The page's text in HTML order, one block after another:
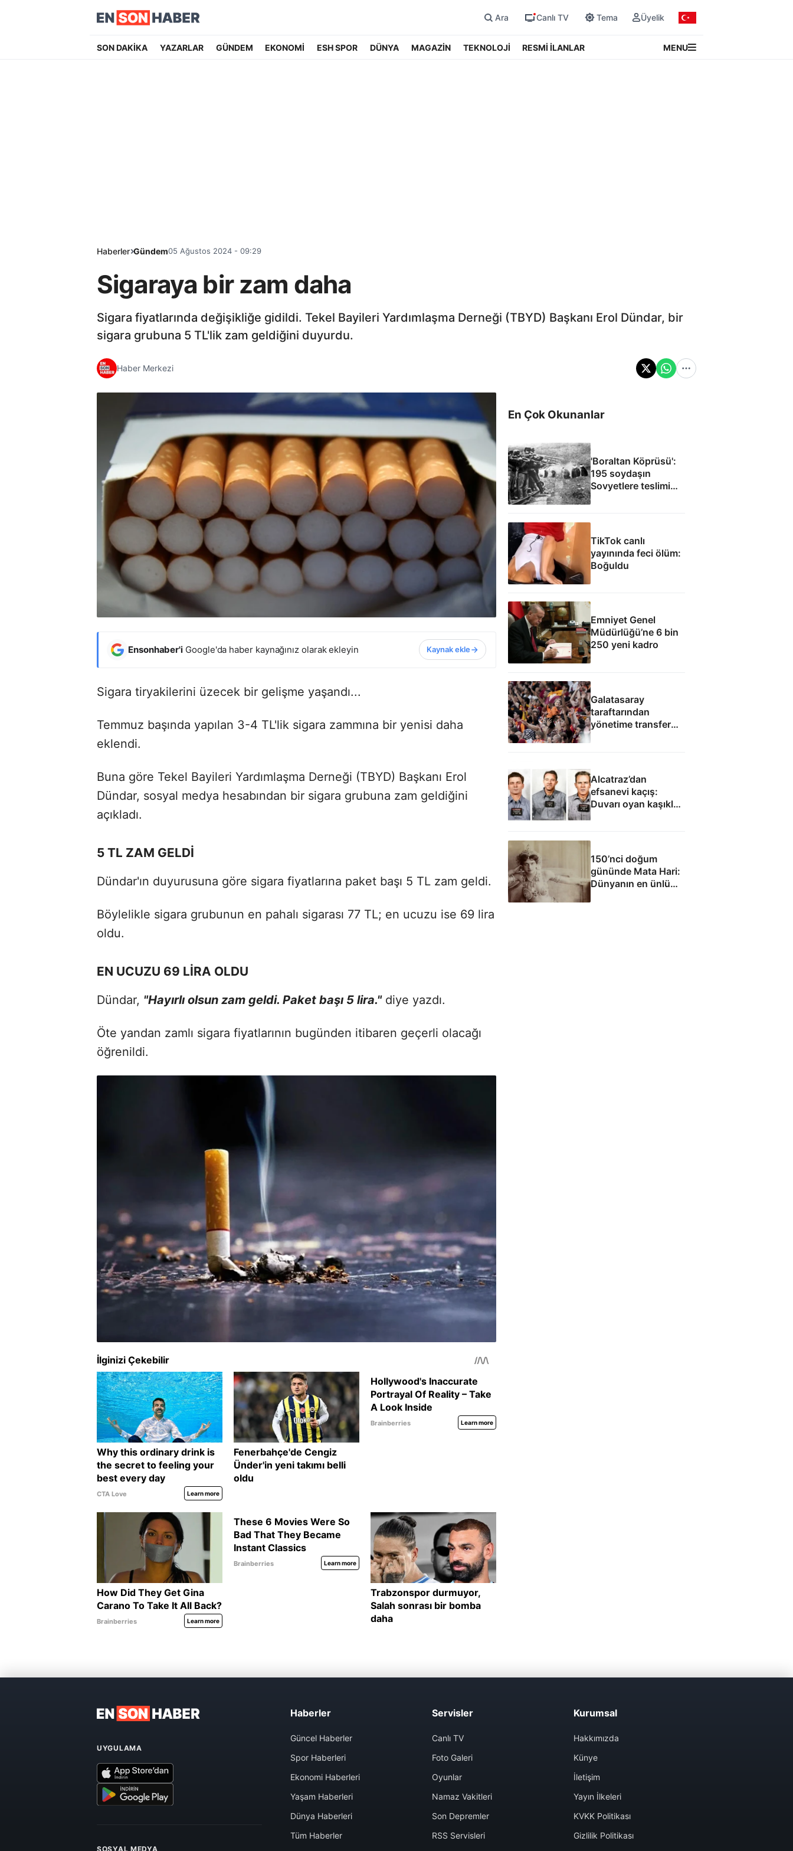
Ara Canlı TV Tema Üyelik
SON DAKİKA YAZARLAR GÜNDEM EKONOMİ ESH SPOR DÜNYA MAGAZİN TEKNOLOJİ RESMİ İLANLAR MENU
Haberler Gündem05 Ağustos 2024 - 09:29
Sigaraya bir zam daha
Sigara fiyatlarında değişikliğe gidildi. Tekel Bayileri Yardımlaşma Derneği (TBYD) Başkanı Erol Dündar, bir
sigara grubuna 5 TL'lik zam geldiğini duyurdu.
Haber Merkezi
Ensonhaber'i Google'da haber kaynağınız olarak ekleyin Kaynak ekle
Sigara tiryakilerini üzecek bir gelişme yaşandı...
Temmuz başında yapılan 3-4 TL'lik sigara zammına bir yenisi daha
eklendi.
Buna göre Tekel Bayileri Yardımlaşma Derneği (TBYD) Başkanı Erol
Dündar, sosyal medya hesabından bir sigara grubuna zam geldiğini
açıkladı.
5 TL ZAM GELDİ
Dündar'ın duyurusuna göre sigara fiyatlarına paket başı 5 TL zam geldi.
Böylelikle sigara grubunun en pahalı sigarası 77 TL; en ucuzu ise 69 lira
oldu.
EN UCUZU 69 LİRA OLDU
Dündar, "Hayırlı olsun zam geldi. Paket başı 5 lira."diye yazdı.
Öte yandan zamlı sigara fiyatlarının bugünden itibaren geçerli olacağı
öğrenildi.
En Çok Okunanlar
'Boraltan Köprüsü':
195 soydaşın
Sovyetlere teslimi
Cüneyt Arkın’ın
TikTok canlı
yayınında feci ölüm:
Boğuldu
Emniyet Genel
Müdürlüğü’ne 6 bin
250 yeni kadro
Galatasaray
taraftarından
yönetime transfer
protestosu
Alcatraz’dan
efsanevi kaçış:
Duvarı oyan kaşıklar,
yağmurluklardan
gönderilen çiçekler...
150’nci doğum
gününde Mata Hari:
Dünyanın en ünlü
UYGULAMA
SOSYAL MEDYA
Haberler
Güncel Haberler
Spor Haberleri
Ekonomi Haberleri
Yaşam Haberleri
Dünya Haberleri
Tüm Haberler
Servisler
Canlı TV
Foto Galeri
Oyunlar
Namaz Vakitleri
Son Depremler
RSS Servisleri
Kurumsal
Hakkımızda
Künye
İletişim
Yayın İlkeleri
KVKK Politikası
Gizlilik Politikası